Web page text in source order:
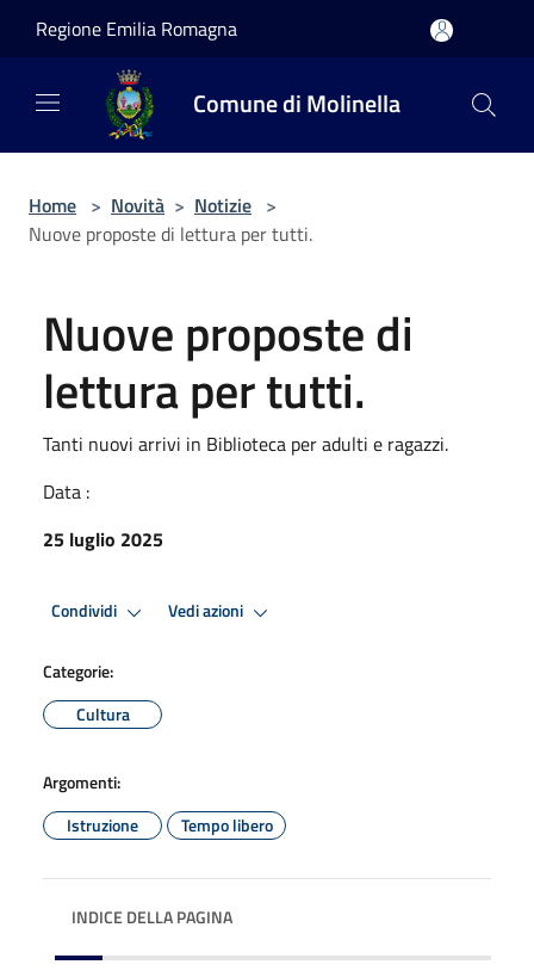
Regione Emilia Romagna
Comune di Molinella
Home > Novità > Notizie >
Nuove proposte di lettura per tutti.
Nuove proposte di
lettura per tutti.
Tanti nuovi arrivi in Biblioteca per adulti e ragazzi.
Data :
25 luglio 2025
Condividi Vedi azioni
Categorie:
Cultura
Argomenti:
Istruzione
Tempo libero
INDICE DELLA PAGINA